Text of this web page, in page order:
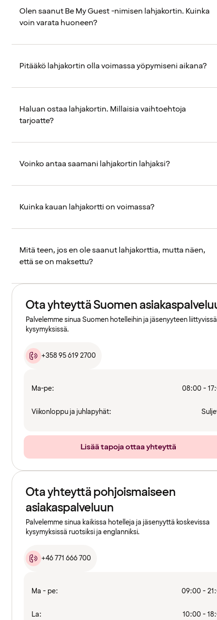
Olen saanut Be My Guest -nimisen lahjakortin. Kuinka
voin varata huoneen?
Pitääkö lahjakortin olla voimassa yöpymiseni aikana?
Haluan ostaa lahjakortin. Millaisia vaihtoehtoja
tarjoatte?
Voinko antaa saamani lahjakortin lahjaksi?
Kuinka kauan lahjakortti on voimassa?
Mitä teen, jos en ole saanut lahjakorttia, mutta näen,
että se on maksettu?
Ota yhteyttä Suomen
Palvelemme sinua Suomen hotelleihin ja jäsenyyteen liittyvissä
kysymyksissä.
+358 95 619 2700
Ma-pe: 08:00 -
Viikonloppu ja juhlapyhät:
Lisää tapoja ottaa yhteyttä
Ota yhteyttä pohjoismaiseen
asiakaspalveluun
Palvelemme sinua kaikissa hotelleja ja jäsenyyttä koskevissa
kysymyksissä ruotsiksi ja englanniksi.
+46 771 666 700
Ma - pe: 09:00 -
La: 10:00 -